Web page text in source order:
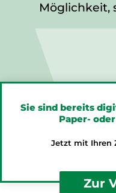
Möglichkeit,
Sie sind bereits
Paper-
Jetzt mit Ihren
Zur